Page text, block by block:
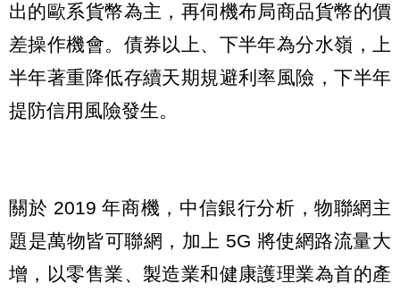
出的歐系貨幣為主，再伺機布局商品貨幣的價
差操作機會。債券以上、下半年為分水嶺，上
半年著重降低存續天期規避利率風險，下半年
提防信用風險發生。
關於 2019 年商機，中信銀行分析，物聯網主
題是萬物皆可聯網，加上 5G 將使網路流量大
增，以零售業、製造業和健康護理業為首的產